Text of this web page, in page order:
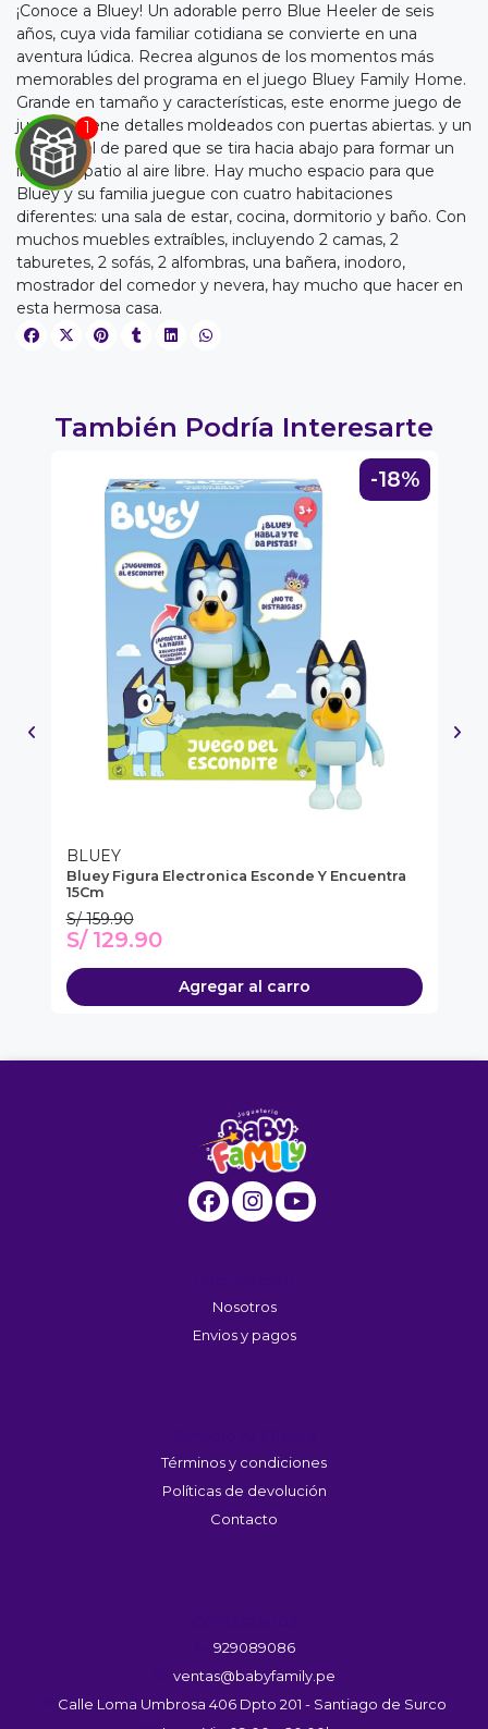
¡Conoce a Bluey! Un adorable perro Blue Heeler de seis
años, cuya vida familiar cotidiana se convierte en una
aventura lúdica. Recrea algunos de los momentos más
memorables del programa en el juego Bluey Family Home.
Grande en tamaño y características, este enorme juego de
juguete tiene detalles moldeados con puertas abiertas. y un
gran panel de pared que se tira hacia abajo para formar un
increíble patio al aire libre. Hay mucho espacio para que
Bluey y su familia juegue con cuatro habitaciones
diferentes: una sala de estar, cocina, dormitorio y baño. Con
muchos muebles extraíbles, incluyendo 2 camas, 2
taburetes, 2 sofás, 2 alfombras, una bañera, inodoro,
mostrador del comedor y nevera, hay mucho que hacer en
esta hermosa casa.
También Podría Interesarte
-18%
BLUEY
Bluey Figura Electronica Esconde Y Encuentra
15Cm
S/ 159.90
S/ 129.90
Agregar al carro
Nosotros
Envios y pagos
Términos y condiciones
Políticas de devolución
Contacto
929089086
ventas@babyfamily.pe
Calle Loma Umbrosa 406 Dpto 201 - Santiago de Surco